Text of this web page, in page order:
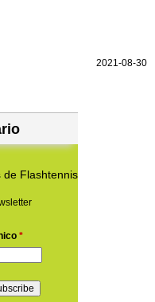
2021-08-30
de Flashtennis
*